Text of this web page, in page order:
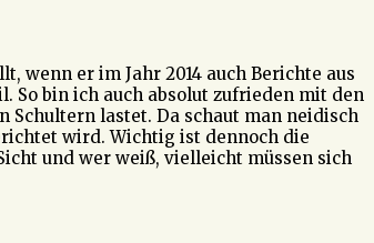
wenn er im Jahr 2014 auch Berichte aus
So bin ich auch absolut zufrieden mit den
Schultern lastet. Da schaut man neidisch
wird. Wichtig ist dennoch die
und wer weiß, vielleicht müssen sich